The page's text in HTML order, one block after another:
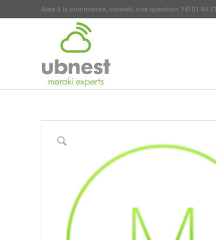
Aide à la commande, conseil, une question ?✆ 01 84